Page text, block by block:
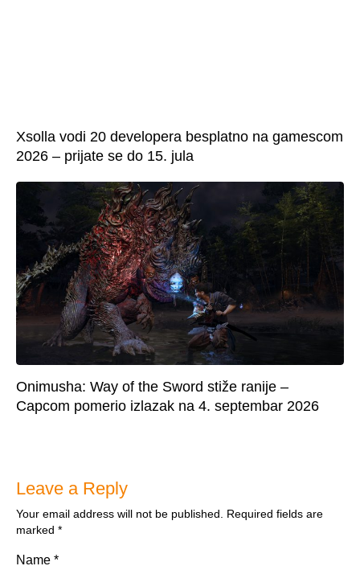
Xsolla vodi 20 developera besplatno na gamescom
2026 – prijate se do 15. jula
Onimusha: Way of the Sword stiže ranije –
Capcom pomerio izlazak na 4. septembar 2026
Leave a Reply
Your email address will not be published. Required fields are
marked *
Name *